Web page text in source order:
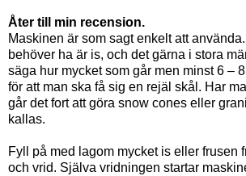
Åter till min recension.
Maskinen är som sagt enkelt att
behöver ha är is, och det gärna i stora
säga hur mycket som går men minst 6 –
för att man ska få sig en rejäl skål. Har
går det fort att göra snow cones eller
kallas.
Fyll på med lagom mycket is eller frusen
och vrid. Själva vridningen startar